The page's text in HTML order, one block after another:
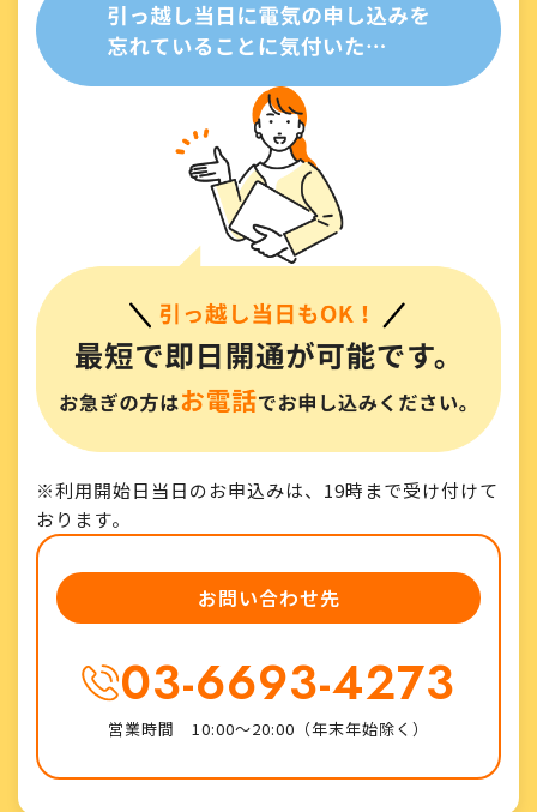
※利用開始日当日のお申込みは、19時まで受け付けて
おります。
お問い合わせ先
03-6693-4273
営業時間 10:00～20:00（年末年始除く）